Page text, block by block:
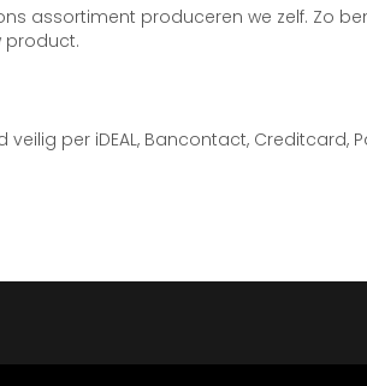
assortiment produceren we zelf. Zo
product.
veilig per iDEAL, Bancontact, Creditcard,